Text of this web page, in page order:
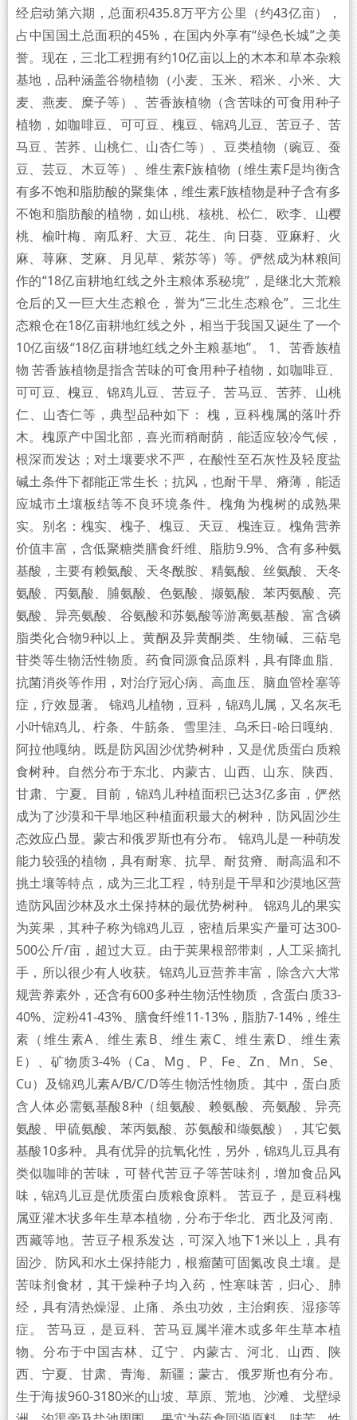
经启动第六期，总面积435.8万平方公里（约43亿亩），
占中国国土总面积的45%，在国内外享有“绿色长城”之美
誉。现在，三北工程拥有约10亿亩以上的木本和草本杂粮
基地，品种涵盖谷物植物（小麦、玉米、稻米、小米、大
麦、燕麦、糜子等）、苦香族植物（含苦味的可食用种子
植物，如咖啡豆、可可豆、槐豆、锦鸡儿豆、苦豆子、苦
马豆、苦荞、山桃仁、山杏仁等）、豆类植物（豌豆、蚕
豆、芸豆、木豆等）、维生素F族植物（维生素F是均衡含
有多不饱和脂肪酸的聚集体，维生素F族植物是种子含有多
不饱和脂肪酸的植物，如山桃、核桃、松仁、欧李、山樱
桃、榆叶梅、南瓜籽、大豆、花生、向日葵、亚麻籽、火
麻、荨麻、芝麻、月见草、紫苏等）等。俨然成为林粮间
作的“18亿亩耕地红线之外主粮体系秘境”，是继北大荒粮
仓后的又一巨大生态粮仓，誉为“三北生态粮仓”。三北生
态粮仓在18亿亩耕地红线之外，相当于我国又诞生了一个
10亿亩级“18亿亩耕地红线之外主粮基地”。 1、苦香族植
物 苦香族植物是指含苦味的可食用种子植物，如咖啡豆、
可可豆、槐豆、锦鸡儿豆、苦豆子、苦马豆、苦荞、山桃
仁、山杏仁等，典型品种如下： 槐，豆科槐属的落叶乔
木。槐原产中国北部，喜光而稍耐荫，能适应较冷气候，
根深而发达；对土壤要求不严，在酸性至石灰性及轻度盐
碱土条件下都能正常生长；抗风，也耐干旱、瘠薄，能适
应城市土壤板结等不良环境条件。槐角为槐树的成熟果
实。别名：槐实、槐子、槐豆、天豆、槐连豆。槐角营养
价值丰富，含低聚糖类膳食纤维、脂肪9.9%、含有多种氨
基酸，主要有赖氨酸、天冬酰胺、精氨酸、丝氨酸、天冬
氨酸、丙氨酸、脯氨酸、色氨酸、撷氨酸、苯丙氨酸、亮
氨酸、异亮氨酸、谷氨酸和苏氨酸等游离氨基酸、富含磷
脂类化合物9种以上。黄酮及异黄酮类、生物碱、三萜皂
苷类等生物活性物质。药食同源食品原料，具有降血脂、
抗菌消炎等作用，对治疗冠心病、高血压、脑血管栓塞等
症，疗效显著。 锦鸡儿植物，豆科，锦鸡儿属，又名灰毛
小叶锦鸡儿、柠条、牛筋条、雪里洼、乌禾日-哈日嘎纳、
阿拉他嘎纳。既是防风固沙优势树种，又是优质蛋白质粮
食树种。自然分布于东北、内蒙古、山西、山东、陕西、
甘肃、宁夏。目前，锦鸡儿种植面积已达3亿多亩，俨然
成为了沙漠和干旱地区种植面积最大的树种，防风固沙生
态效应凸显。蒙古和俄罗斯也有分布。 锦鸡儿是一种萌发
能力较强的植物，具有耐寒、抗旱、耐贫瘠、耐高温和不
挑土壤等特点，成为三北工程，特别是干旱和沙漠地区营
造防风固沙林及水土保持林的最优势树种。 锦鸡儿的果实
为荚果，其种子称为锦鸡儿豆，密植后果实产量可达300-
500公斤/亩，超过大豆。由于荚果根部带刺，人工采摘扎
手，所以很少有人收获。锦鸡儿豆营养丰富，除含六大常
规营养素外，还含有600多种生物活性物质，含蛋白质33-
40%、淀粉41-43%、膳食纤维11-13%，脂肪7-14%，维生
素（维生素A‌、维生素B、维生素C‌、维生素D、维生素
E‌）、矿物质3-4%（Ca、Mg、P、Fe、Zn、Mn、Se、
Cu‌）及锦鸡儿素A/B/C/D等生物活性物质。其中，蛋白质
含人体必需氨基酸8种（组氨酸、赖氨酸、亮氨酸、异亮
氨酸、甲硫氨酸、苯丙氨酸、苏氨酸和缬氨酸），其它氨
基酸10多种。具有优异的抗氧化性，另外，锦鸡儿豆具有
类似咖啡的苦味，可替代苦豆子等苦味剂，增加食品风
味，锦鸡儿豆是优质蛋白质粮食原料。 苦豆子，是豆科槐
属亚灌木状多年生草本植物，分布于华北、西北及河南、
西藏等地。苦豆子根系发达，可深入地下1米以上，具有
固沙、防风和水土保持能力，根瘤菌可固氮改良土壤。是
苦味剂食材，其干燥种子均入药，性寒味苦，归心、肺
经，具有清热燥湿、止痛、杀虫功效，主治痢疾、湿疹等
症。 苦马豆，是豆科、苦马豆属半灌木或多年生草本植
物。分布于中国吉林、辽宁、内蒙古、河北、山西、陕
西、宁夏、甘肃、青海、新疆；蒙古、俄罗斯也有分布。
生于海拔960-3180米的山坡、草原、荒地、沙滩、戈壁绿